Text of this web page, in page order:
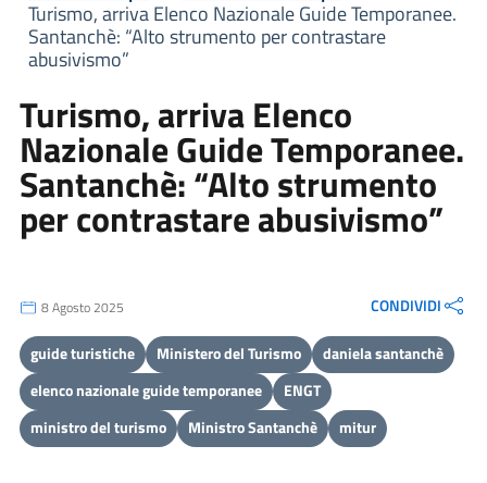
Turismo, arriva Elenco Nazionale Guide Temporanee.
Santanchè: “Alto strumento per contrastare
abusivismo”
Turismo, arriva Elenco
Nazionale Guide Temporanee.
Santanchè: “Alto strumento
per contrastare abusivismo”
8 Agosto 2025 CONDIVIDI
guide turistiche Ministero del Turismo
daniela santanchè
elenco nazionale guide temporanee
ENGT
ministro del turismo
Ministro Santanchè mitur